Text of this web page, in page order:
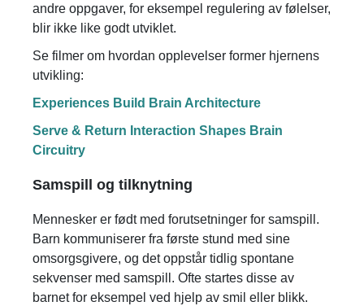
andre oppgaver, for eksempel regulering av følelser,
blir ikke like godt utviklet.
Se filmer om hvordan opplevelser former hjernens
utvikling:
Experiences Build Brain Architecture
Serve & Return Interaction Shapes Brain
Circuitry
Samspill og tilknytning
Mennesker er født med forutsetninger for samspill.
Barn kommuniserer fra første stund med sine
omsorgsgivere, og det oppstår tidlig spontane
sekvenser med samspill. Ofte startes disse av
barnet for eksempel ved hjelp av smil eller blikk.